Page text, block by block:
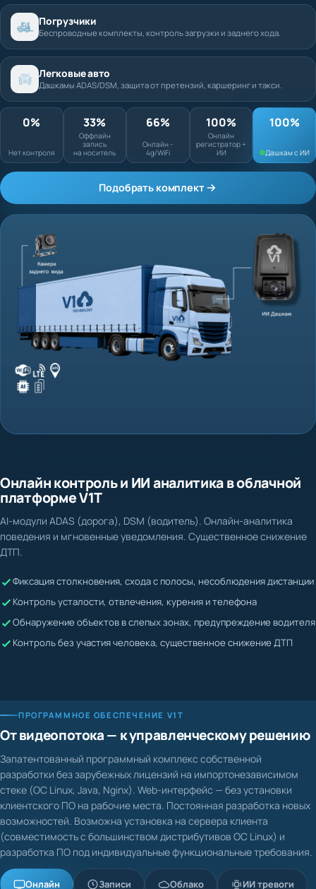
Погрузчики
Беспроводные комплекты, контроль загрузки и заднего хода.
Легковые авто
Дашкамы ADAS/DSM, защита от претензий, каршеринг и такси.
0%
Оффлайн запись
на носитель
66%
Онлайн - 4g/WiFi
100%
Жалобы невозможно подтвердить или опровергнуть
Водитель может скрывать нарушения
Онлайн контроль и ИИ аналитика в облачной
платформе V1T
поведения и мгновенные уведомления. Существенное снижение
ДТП.
От видеопотока — к управленческому решению
разработки без зарубежных лицензий на импортонезависимом
стеке (ОС Linux, Java, Nginx). Web-интерфейс — без установки
клиентского ПО на рабочие места. Постоянная разработка новых
возможностей. Возможна установка на сервера клиента
(совместимость с большинством дистрибутивов ОС Linux) и
разработка ПО под индивидуальные функциональные требования.